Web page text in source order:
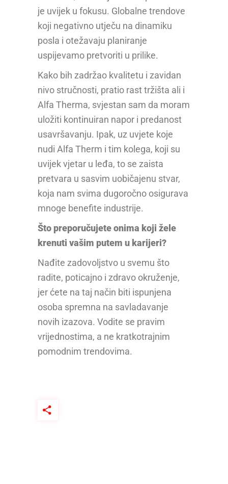
je uvijek u fokusu. Globalne trendove
koji negativno utječu na dinamiku
posla i otežavaju planiranje
uspijevamo pretvoriti u prilike.
Kako bih zadržao kvalitetu i zavidan
nivo stručnosti, pratio rast tržišta ali i
Alfa Therma, svjestan sam da moram
uložiti kontinuiran napor i predanost
usavršavanju. Ipak, uz uvjete koje
nudi Alfa Therm i tim kolega, koji su
uvijek vjetar u leđa, to se zaista
pretvara u sasvim uobičajenu stvar,
koja nam svima dugoročno osigurava
mnoge benefite industrije.
Što preporučujete onima koji žele
krenuti vašim putem u karijeri?
Nađite zadovoljstvo u svemu što
radite, poticajno i zdravo okruženje,
jer ćete na taj način biti ispunjena
osoba spremna na savladavanje
novih izazova. Vodite se pravim
vrijednostima, a ne kratkotrajnim
pomodnim trendovima.